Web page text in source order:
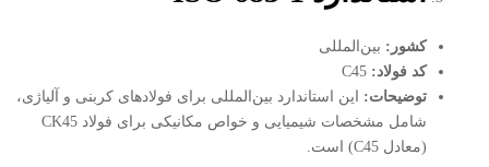
کشور : بین‌المللی
کد فولاد:
توضیحات: این استاندارد بین‌المللی برای فولادهای کربنی و آلیاژی،
شامل مشخصات شیمیایی و خواص مکانیکی برای فولاد CK45
(معادل C45) است.